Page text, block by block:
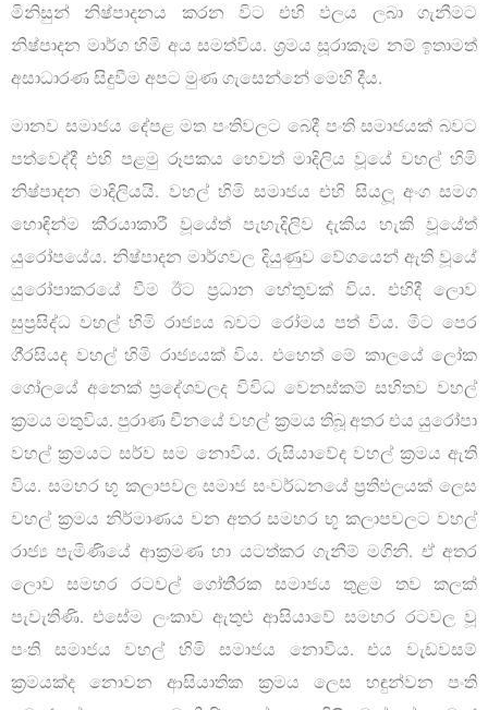
මිනිසුන් නිෂ්පාදනය කරන විට එහි ඵලය ලබා ගැනීමට
නිෂ්පාදන මාර්ග හිමි අය සමත්විය. ශ්‍රමය සූරාකෑම නම් ඉතාමත්
අසාධාරණ සිදුවීම අපට මුණ ගැසෙන්නේ මෙහි දීය.
මානව සමාජය දේපළ මත පංතිවලට බෙදී පංති සමාජයක් බවට
පත්වෙද්දී එහි පළමු රූපකය හෙවත් මාදිලිය වූයේ වහල් හිමි
නිෂ්පාදන මාදිලියයි. වහල් හිමි සමාජය එහි සියලූ අංග සමග
හොඳින්ම කි‍්‍රයාකාරී වූයේත් පැහැදිලිව දැකිය හැකි වූයේත්
යුරෝපයේය. නිෂ්පාදන මාර්ගවල දියුණුව වේගයෙන් ඇති වූයේ
යුරෝපාකරයේ වීම ඊට ප්‍රධාන හේතුවක් විය. එහිදී ලොව
සුප්‍රසිද්ධ වහල් හිමි රාජ්‍යය බවට රෝමය පත් විය. මීට පෙර
ගී‍්‍රසියද වහල් හිමි රාජ්‍යයක් විය. එහෙත් මේ කාලයේ ලෝක
ගෝලයේ අනෙක් ප්‍රදේශවලද විවිධ වෙනස්කම් සහිතව වහල්
ක්‍රමය මතුවිය. පුරාණ චීනයේ වහල් ක්‍රමය තිබූ අතර එය යුරෝපා
වහල් ක්‍රමයට සර්ව සම නොවීය. රුසියාවේද වහල් ක්‍රමය ඇති
විය. සමහර භූ කලාපවල සමාජ සංවර්ධනයේ ප්‍රතිඵලයක් ලෙස
වහල් ක්‍රමය නිර්මාණය වන අතර සමහර භූ කලාපවලට වහල්
රාජ්‍ය පැමිණියේ ආක්‍රමණ හා යටත්කර ගැනීම් මගිනි. ඒ අතර
ලොව සමහර රටවල් ගෝති‍්‍රක සමාජය තුළම තව කලක්
පැවැතිණි. එසේම ලංකාව ඇතුළු ආසියාවේ සමහර රටවල වූ
පංති සමාජය වහල් හිමි සමාජය නොවීය. එය වැඩවසම්
ක්‍රමයක්ද නොවන ආසියාතික ක්‍රමය ලෙස හඳුන්වන පංති